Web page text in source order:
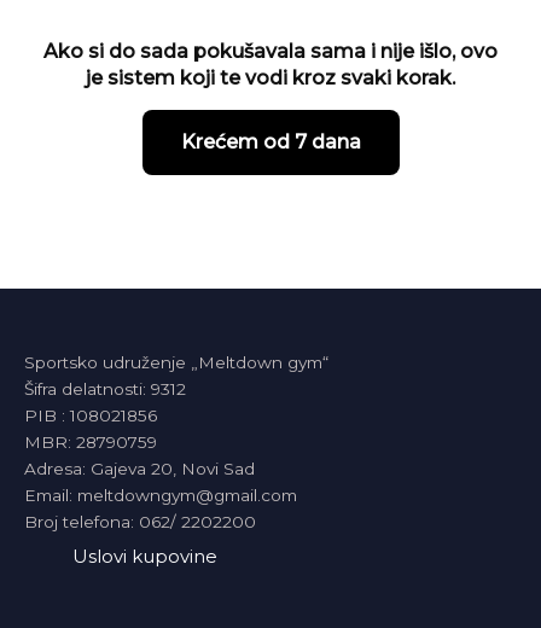
Ako si do sada pokušavala sama i nije išlo, ovo
je sistem koji te vodi kroz svaki korak.
Krećem od 7 dana
Sportsko udruženje „Meltdown gym“
Šifra delatnosti: 9312
PIB : 108021856
MBR: 28790759
Adresa: Gajeva 20, Novi Sad
Email: meltdowngym@gmail.com
Broj telefona: 062/ 2202200
Uslovi kupovine